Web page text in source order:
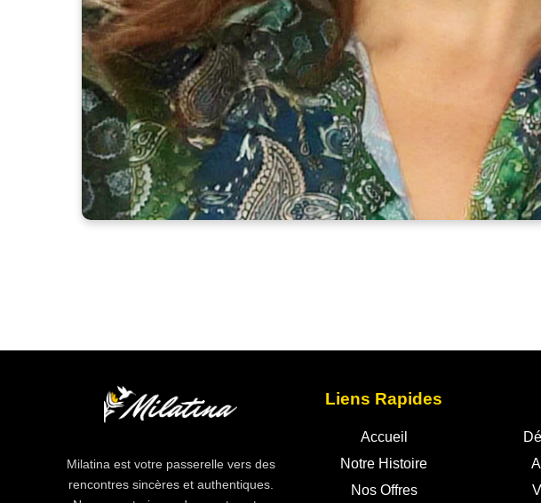
Milatina est votre passerelle vers des
rencontres sincères et authentiques.
Liens Rapides
Accueil
Notre Histoire
Nos Offres